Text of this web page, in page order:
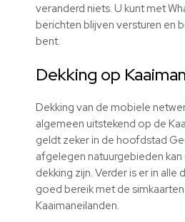
veranderd niets. U kunt met
berichten blijven versturen en
bent.
Dekking op
Dekking van de mobiele
algemeen uitstekend op de
geldt zeker in de hoofdstad
afgelegen natuurgebieden
dekking zijn. Verder is er in alle
goed bereik met de
Kaaimaneilanden.